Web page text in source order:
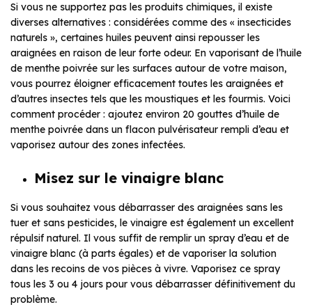
Si vous ne supportez pas les produits chimiques, il existe
diverses alternatives : considérées comme des « insecticides
naturels », certaines huiles peuvent ainsi repousser les
araignées en raison de leur forte odeur. En vaporisant de l’huile
de menthe poivrée sur les surfaces autour de votre maison,
vous pourrez éloigner efficacement toutes les araignées et
d’autres insectes tels que les moustiques et les fourmis. Voici
comment procéder : ajoutez environ 20 gouttes d’huile de
menthe poivrée dans un flacon pulvérisateur rempli d’eau et
vaporisez autour des zones infectées.
Misez sur le vinaigre blanc
Si vous souhaitez vous débarrasser des araignées sans les
tuer et sans pesticides, le vinaigre est également un excellent
répulsif naturel. Il vous suffit de remplir un spray d’eau et de
vinaigre blanc (à parts égales) et de vaporiser la solution
dans les recoins de vos pièces à vivre. Vaporisez ce spray
tous les 3 ou 4 jours pour vous débarrasser définitivement du
problème.